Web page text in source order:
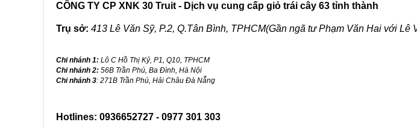
CÔNG TY CP XNK 30 Truit - Dịch vụ cung cấp giỏ trái cây 63 tỉnh thành
Trụ sở: 413 Lê Văn Sỹ, P.2, Q.Tân Bình, TPHCM(Gần ngã tư Phạm Văn Hai với Lê
Chi nhánh 1: Lô C Hồ Thị Kỷ, P1, Q10, TPHCM
Chi nhánh 2: 56B Trần Phú, Ba Đình, Hà Nội
Chi nhánh 3: 271B Trần Phú, Hải Châu Đà Nẵng
Hotlines: 0936652727 - 0977 301 303